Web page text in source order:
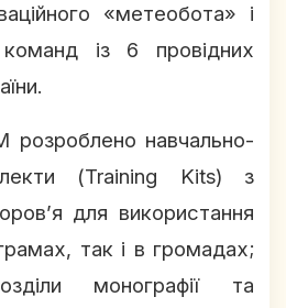
«метеобота» і
із 6 провідних
навчально-
(Training Kits) з
для використання
так і в громадах;
монографії та